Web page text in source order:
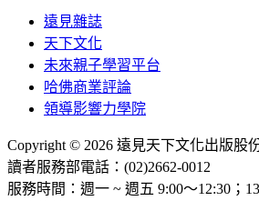
遠見雜誌
天下文化
未來親子學習平台
哈佛商業評論
領導影響力學院
Copyright © 2026 遠見天下文化出版股
讀者服務部電話：(02)2662-0012
服務時間：週一 ~ 週五 9:00～12:30；